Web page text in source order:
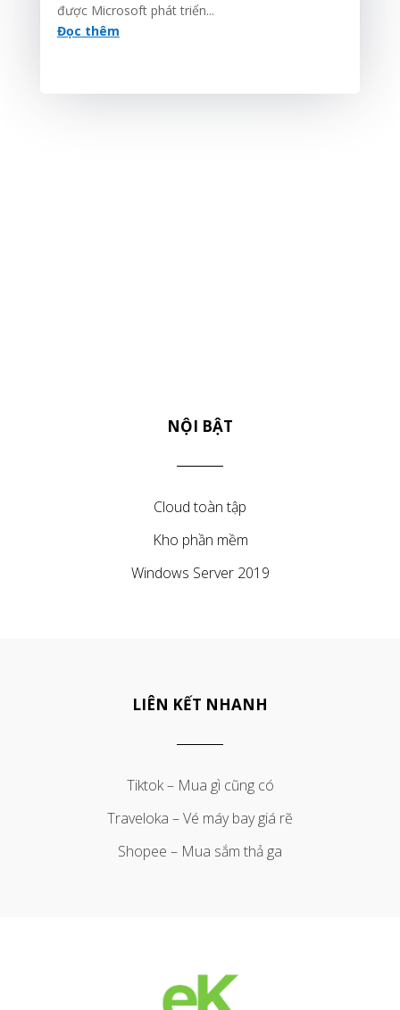
được Microsoft phát triển...
Đọc thêm
NỘI BẬT
Cloud toàn tập
Kho phần mềm
Windows Server 2019
LIÊN KẾT NHANH
Tiktok – Mua gì cũng có
Traveloka – Vé máy bay giá rẽ
Shopee – Mua sắm thả ga